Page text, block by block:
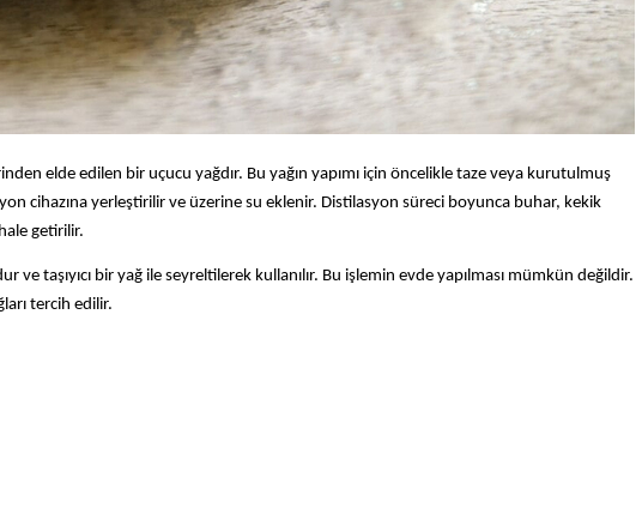
elde edilen bir uçucu yağdır. Bu yağın yapımı için öncelikle taze veya kurutulmuş
cihazına yerleştirilir ve üzerine su eklenir. Distilasyon süreci boyunca buhar, kekik
getirilir.
ve taşıyıcı bir yağ ile seyreltilerek kullanılır. Bu işlemin evde yapılması mümkün değildir.
tercih edilir.